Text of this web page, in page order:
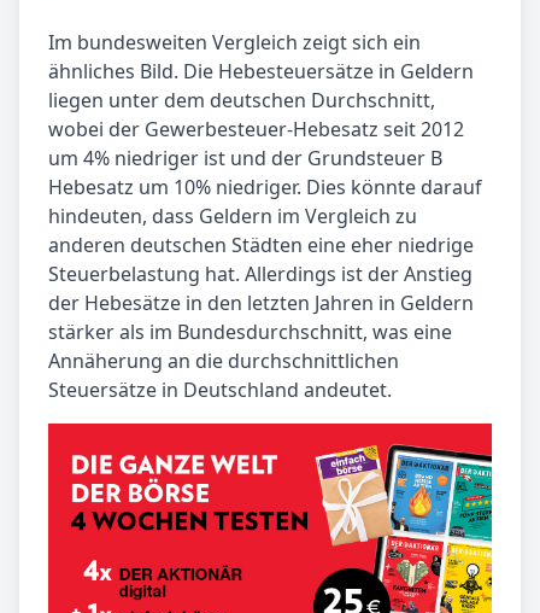
Im bundesweiten Vergleich zeigt sich ein
ähnliches Bild. Die Hebesteuersätze in Geldern
liegen unter dem deutschen Durchschnitt,
wobei der Gewerbesteuer-Hebesatz seit 2012
um 4% niedriger ist und der Grundsteuer B
Hebesatz um 10% niedriger. Dies könnte darauf
hindeuten, dass Geldern im Vergleich zu
anderen deutschen Städten eine eher niedrige
Steuerbelastung hat. Allerdings ist der Anstieg
der Hebesätze in den letzten Jahren in Geldern
stärker als im Bundesdurchschnitt, was eine
Annäherung an die durchschnittlichen
Steuersätze in Deutschland andeutet.